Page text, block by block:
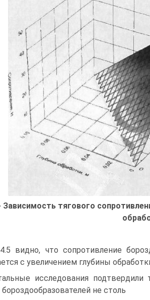
Зависимость тягового
видно, что сопротивление
с увеличением глубины
исследования
не столь